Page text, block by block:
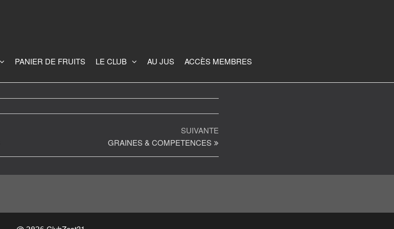
PANIER DE FRUITS LE CLUB AU JUS ACCÈS MEMBRES
Article
suivant
SUIVANTE
GRAINES & COMPETENCES